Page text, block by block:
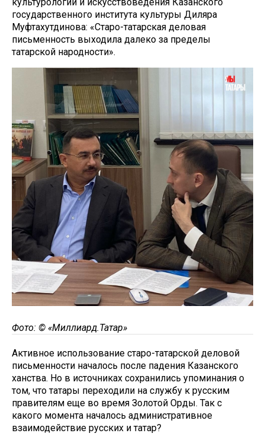
культурологии и искусствоведения Казанского
государственного института культуры Диляра
Муфтахутдинова: «Старо-татарская деловая
письменность выходила далеко за пределы
татарской народности».
Фото: © «Миллиард.Татар»
Активное использование старо-татарской деловой
письменности началось после падения Казанского
ханства. Но в источниках сохранились упоминания о
том, что татары переходили на службу к русским
правителям еще во время Золотой Орды. Так с
какого момента началось административное
взаимодействие русских и татар?